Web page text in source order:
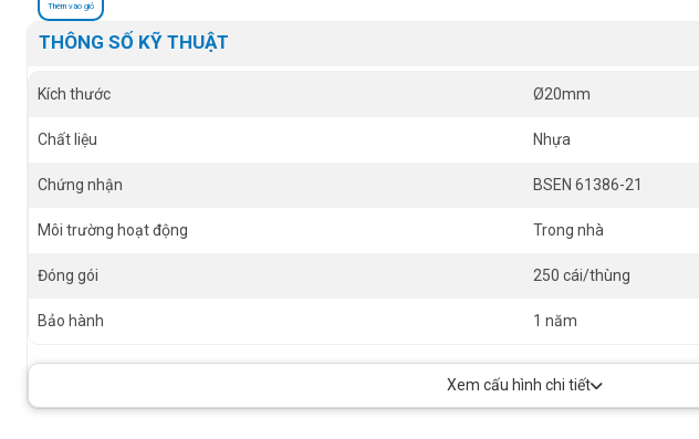
Thêm vào giỏ
THÔNG SỐ KỸ THUẬT
Kích thước Ø20mm
Chất liệu Nhựa
Chứng nhận BSEN 61386-21
Môi trường hoạt động Trong nhà
Đóng gói 250 cái/thùng
Bảo hành 1 năm
Xem cấu hình chi tiết